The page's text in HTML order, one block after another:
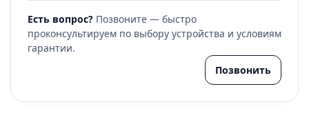
Есть вопрос? Позвоните — быстро
проконсультируем по выбору устройства и условиям
гарантии.
Позвонить